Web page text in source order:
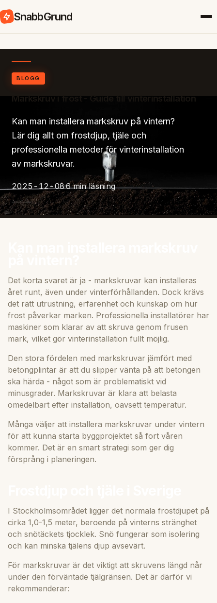
SnabbGrund
BLOGG
Markskruv i frost - Guide till vinterinstallation
Kan man installera markskruv på vintern?
Lär dig allt om frostdjup, tjäle och
professionella metoder för vinterinstallation
av markskruvar.
2025-12-086 min läsning
Det korta svaret är ja - markskruvar kan installeras
året runt, även under vinterförhållanden. Dock krävs
det rätt utrustning, erfarenhet och kunskap om hur
frost påverkar marken. Professionella installatörer har
maskiner som klarar av att skruva genom frusen
mark, vilket gör vinterinstallation fullt möjlig.
Den stora fördelen med markskruvar jämfört med
betongplintar är att du slipper vänta på att betongen
ska härda - något som är problematiskt vid
minusgrader. Markskruvar är klara att belasta
omedelbart efter installation, oavsett temperatur.
Många väljer att installera markskruvar under vintern
för att kunna starta byggprojektet så fort våren
kommer. Det är en smart strategi som ger dig
försprång i planeringen.
I Stockholmsområdet ligger det normala frostdjupet på
cirka 1,0-1,5 meter, beroende på vinterns stränghet
och snötäckets tjocklek. Snö fungerar som isolering
och kan minska tjälens djup avsevärt.
För markskruvar är det viktigt att skruvens längd når
under den förväntade tjälgränsen. Det är därför vi
rekommenderar: